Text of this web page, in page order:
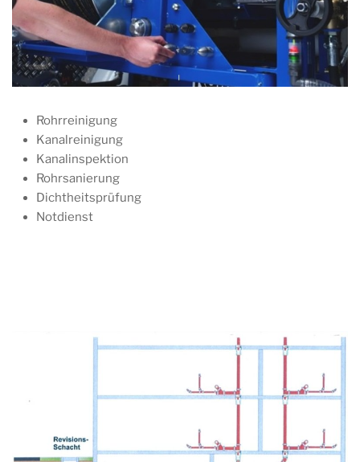
Rohrreinigung
Kanalreinigung
Kanalinspektion
Rohrsanierung
Dichtheitsprüfung
Notdienst